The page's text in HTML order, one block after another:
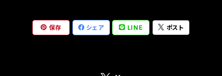
保存 シェア LINE ポスト